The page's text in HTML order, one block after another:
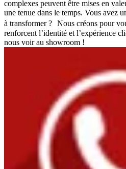
complexes peuvent être mises en
une tenue dans le temps. Vous avez
à transformer ? Nous créons pour
renforcent l’identité et l’expérience
nous voir au showroom !